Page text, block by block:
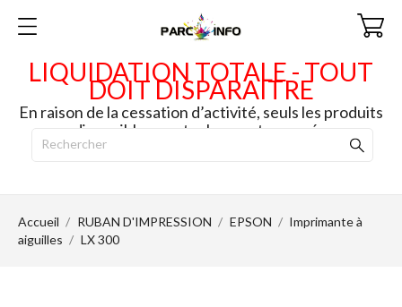
LIQUIDATION TOTALE - TOUT
DOIT DISPARAITRE
En raison de la cessation d’activité, seuls les produits
disponibles en stock seront envoyés.
Accueil RUBAN D'IMPRESSION EPSON
Imprimante à
aiguilles
LX 300